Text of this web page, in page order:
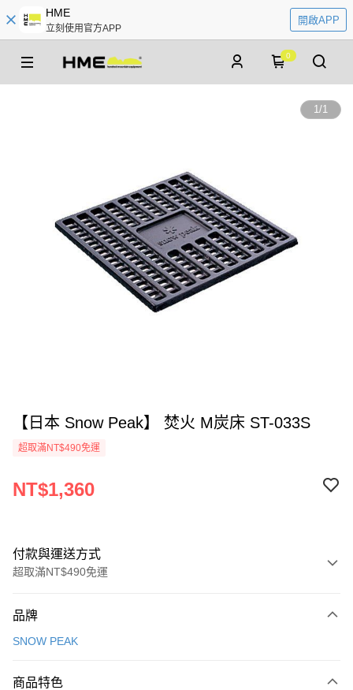
HME
立刻使用官方APP
開啟APP
0
1/1
【日本 Snow Peak】 焚火 M炭床 ST-033S
超取滿NT$490免運
NT$1,360
付款與運送方式
超取滿NT$490免運
信用卡一次付款
3 期 0 利率 每期
品牌
SNOW PEAK
商品特色